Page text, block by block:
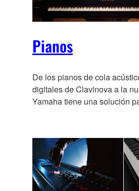
Pianos
De los pianos de cola
digitales de Clavinova a la
Yamaha tiene una solución